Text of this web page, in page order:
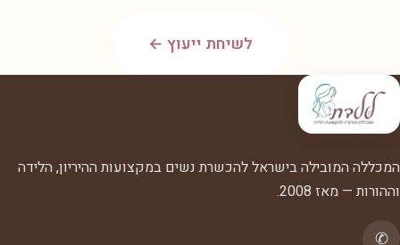
לשיחת ייעוץ ←
המכללה המובילה בישראל להכשרת נשים במקצועות ההיריון, הלידה
וההורות — מאז 2008.
✆